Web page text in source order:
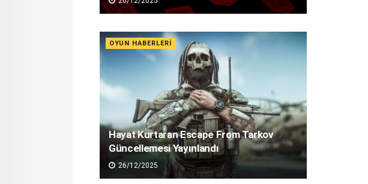
OYUN HABERLERI
Hayat Kurtaran Escape From Tarkov
Güncellemesi Yayınlandı
26/12/2025